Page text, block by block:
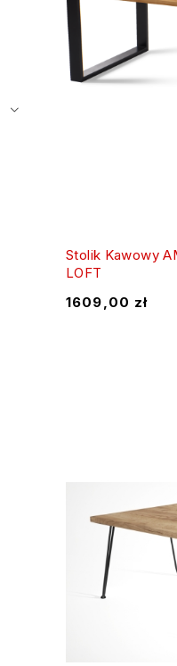
Stolik Kawowy
LOFT
1609,00 zł